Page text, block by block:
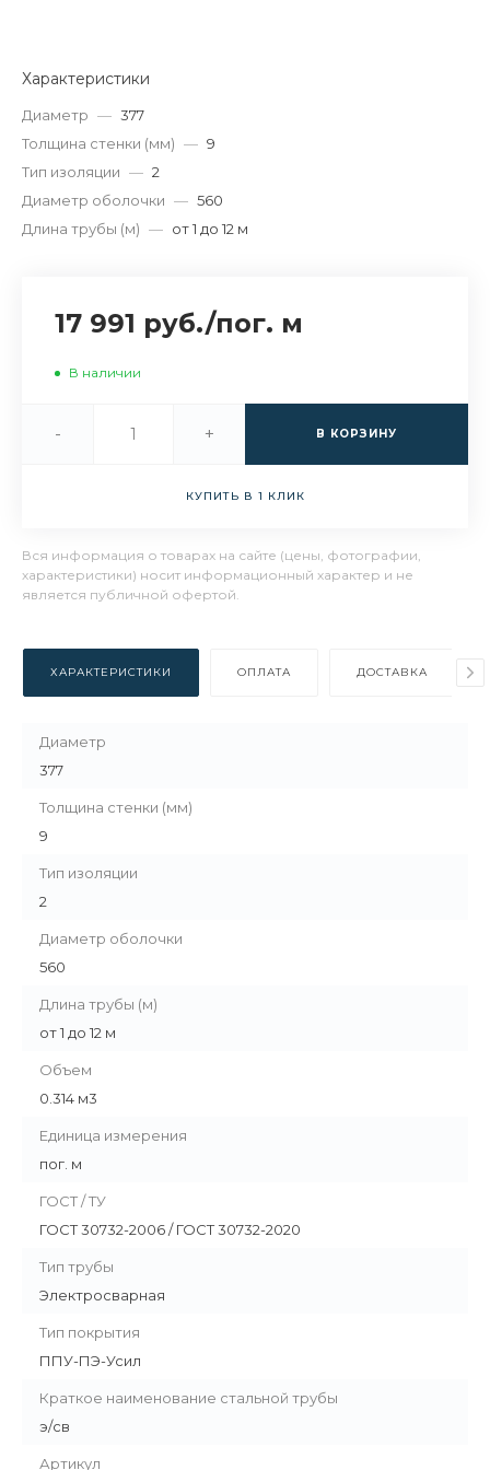
Характеристики
Диаметр — 377
Толщина стенки (мм) — 9
Тип изоляции — 2
Диаметр оболочки — 560
Длина трубы (м) — от 1 до 12 м
17 991 руб./пог. м
В наличии
- + В КОРЗИНУ
КУПИТЬ В 1 КЛИК
Вся информация о товарах на сайте (цены, фотографии,
характеристики) носит информационный характер и не
является публичной офертой.
ХАРАКТЕРИСТИКИ ОПЛАТА ДОСТАВКА
Диаметр
377
Толщина стенки (мм)
9
Тип изоляции
2
Диаметр оболочки
560
Длина трубы (м)
от 1 до 12 м
Объем
0.314 м3
Единица измерения
пог. м
ГОСТ / ТУ
ГОСТ 30732-2006 / ГОСТ 30732-2020
Тип трубы
Электросварная
Тип покрытия
ППУ-ПЭ-Усил
Краткое наименование стальной трубы
э/св
Артикул